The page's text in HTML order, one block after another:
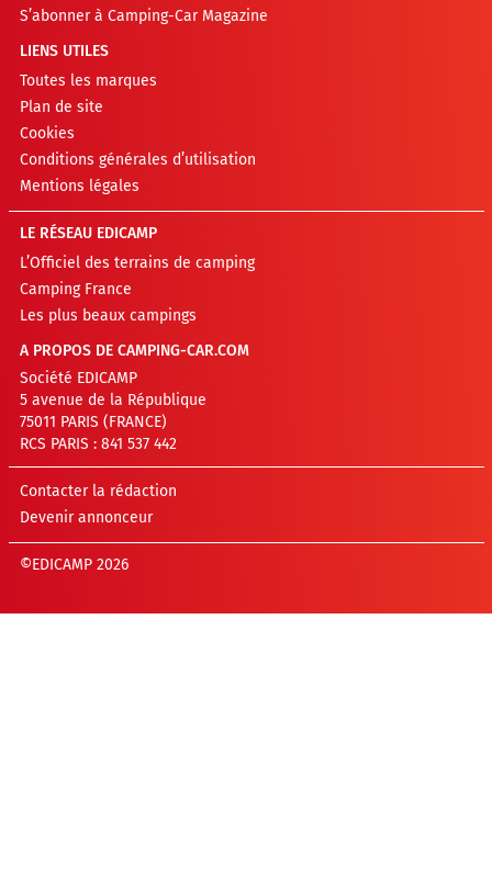
S’abonner à Camping-Car Magazine
LIENS UTILES
Toutes les marques
Plan de site
Cookies
Conditions générales d’utilisation
Mentions légales
LE RÉSEAU EDICAMP
L’Officiel des terrains de camping
Camping France
Les plus beaux campings
A PROPOS DE CAMPING-CAR.COM
Société EDICAMP
5 avenue de la République
75011 PARIS (FRANCE)
RCS PARIS : 841 537 442
Contacter la rédaction
Devenir annonceur
©EDICAMP 2026